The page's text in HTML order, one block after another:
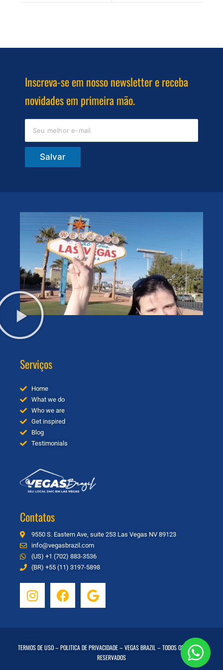
Inscreva-se em nosso newsletter e receba
novidades em primeira mão.
Salvar
Serviços
Home
What we do
Who we are
Get inspired
Blog
Testimonials
Contatos
9550 S. Eastern Ave, suite 253 Las Vegas NV 89123
info@vegasbrazil.com
(US) +1 (702) 883-3536
(BR) +55 (11) 3197-5898
TERMOS DE USO–POLITICA DE PRIVACIDADE– VEGAS BRAZIL – TODOS OS DIREITOS
RESERVADOS